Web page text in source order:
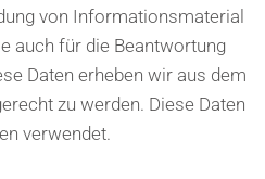
von Informationsmaterial
auch für die Beantwortung
Daten erheben wir aus dem
zu werden. Diese Daten
verwendet.